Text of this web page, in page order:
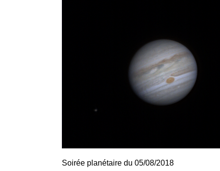
Soirée planétaire du 05/08/2018